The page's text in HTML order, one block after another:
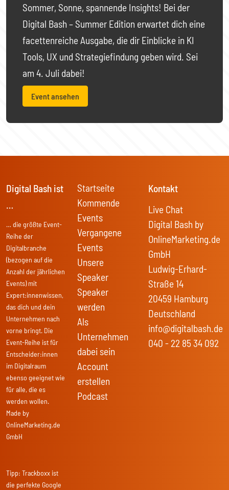
Sommer, Sonne, spannende Insights! Bei der
Digital Bash – Summer Edition erwartet dich eine
facettenreiche Ausgabe, die dir Einblicke in KI
Tools, UX und Strategiefindung geben wird. Sei
am 4. Juli dabei!
Event ansehen
Digital Bash ist
…
… die größte Event-
Reihe der
Digitalbranche
(bezogen auf die
Anzahl der jährlichen
Events) mit
Expert:innenwissen,
das dich und dein
Unternehmen nach
vorne bringt. Die
Event-Reihe ist für
Entscheider:innen
im Digitalraum
ebenso geeignet wie
für alle, die es
werden wollen.
Made by
OnlineMarketing.de
GmbH
Tipp: Trackboxx ist
die perfekte Google
Startseite
Kommende
Events
Vergangene
Events
Unsere
Speaker
Speaker
werden
Als
Unternehmen
dabei sein
Account
erstellen
Podcast
Kontakt
Live Chat
Digital Bash by
OnlineMarketing.de
GmbH
Ludwig-Erhard-
Straße 14
20459 Hamburg
Deutschland
info@digitalbash.de
040 - 22 85 34 092